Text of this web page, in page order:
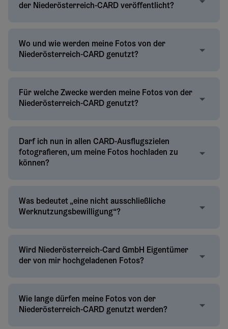
der Niederösterreich-CARD veröffentlicht?
Wo und wie werden meine Fotos von der
Niederösterreich-CARD genutzt?
Für welche Zwecke werden meine Fotos von der
Niederösterreich-CARD genutzt?
Darf ich nun in allen CARD-Ausflugszielen
fotografieren, um meine Fotos hochladen zu
können?
Was bedeutet „eine nicht ausschließliche
Werknutzungsbewilligung“?
Wird Niederösterreich-Card GmbH Eigentümer
der von mir hochgeladenen Fotos?
Wie lange dürfen meine Fotos von der
Niederösterreich-CARD genutzt werden?